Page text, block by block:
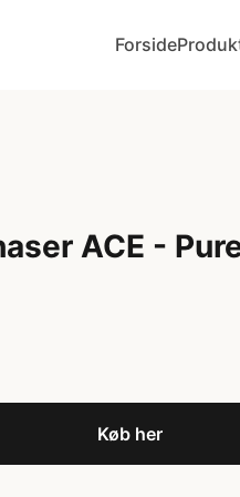
Forside
ACE -
Køb her